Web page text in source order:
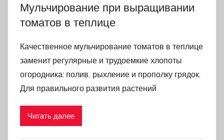
Мульчирование при выращивании
томатов в теплице
Качественное мульчирование томатов в теплице
заменит регулярные и трудоемкие хлопоты
огородника: полив, рыхление и прополку грядок.
Для правильного развития растений
Читать далее